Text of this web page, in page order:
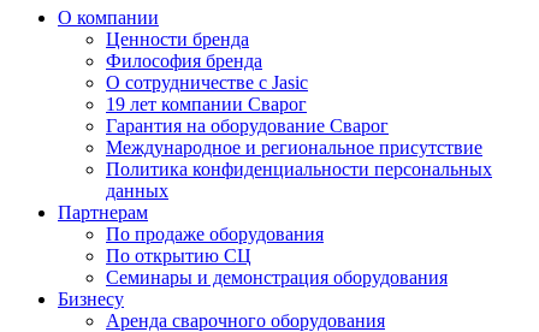
О компании
Ценности бренда
Философия бренда
О сотрудничестве с Jasic
19 лет компании Сварог
Гарантия на оборудование Сварог
Международное и региональное присутствие
Политика конфиденциальности персональных
данных
Партнерам
По продаже оборудования
По открытию СЦ
Семинары и демонстрация оборудования
Бизнесу
Аренда сварочного оборудования